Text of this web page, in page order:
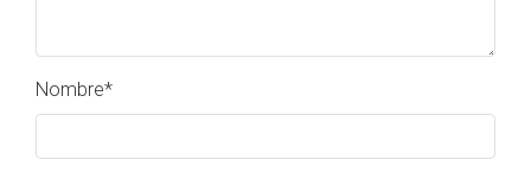
Nombre*